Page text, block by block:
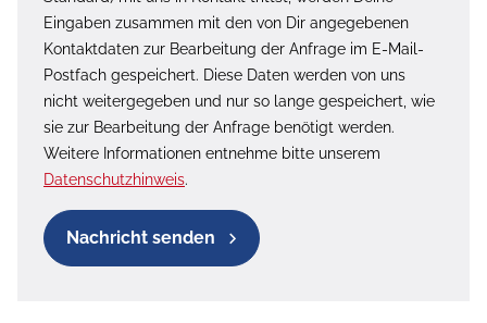
Eingaben zusammen mit den von Dir angegebenen
Kontaktdaten zur Bearbeitung der Anfrage im E-Mail-
Postfach gespeichert. Diese Daten werden von uns
nicht weitergegeben und nur so lange gespeichert, wie
sie zur Bearbeitung der Anfrage benötigt werden.
Weitere Informationen entnehme bitte unserem
Datenschutzhinweis.
Nachricht senden